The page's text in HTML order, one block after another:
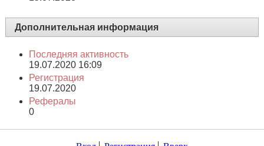
Дополнительная информация
Последняя активность
19.07.2020 16:09
Регистрация
19.07.2020
Рефералы
0